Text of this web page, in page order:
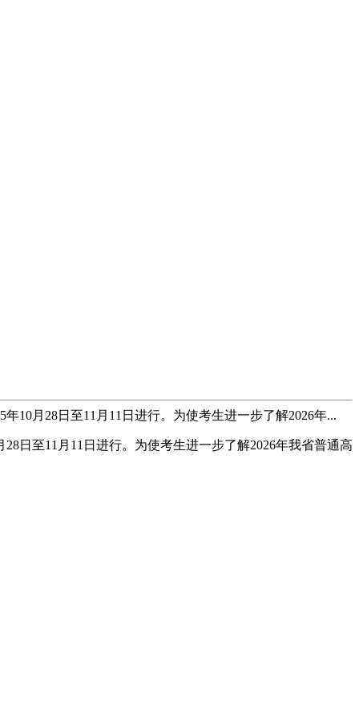
10月28日至11月11日进行。为使考生进一步了解2026年...
日至11月11日进行。为使考生进一步了解2026年我省普通高